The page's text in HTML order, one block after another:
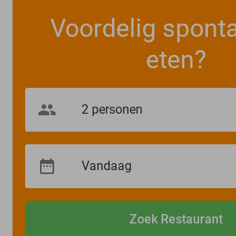
Voordelig
eten?
Zoek Restaurant